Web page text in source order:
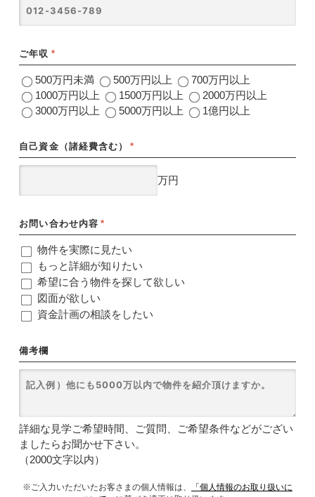
ご年収 *
500万円未満 500万円以上
700万円以上
1000万円以上
1500万円以上
2000万円以上
3000万円以上
5000万円以上 1億円以上
自己資金（諸経費含む） *
万円
お問い合わせ内容 *
物件を実際に見たい
もっと詳細が知りたい
希望に合う物件を探して欲しい
図面が欲しい
資金計画の相談をしたい
備考欄
詳細な見学ご希望時間、ご質問、ご希望条件などがござい
ましたらお聞かせ下さい。
（2000文字以内）
※ご入力いただいたお客さまの個人情報は、
「個人情報のお取り扱いに